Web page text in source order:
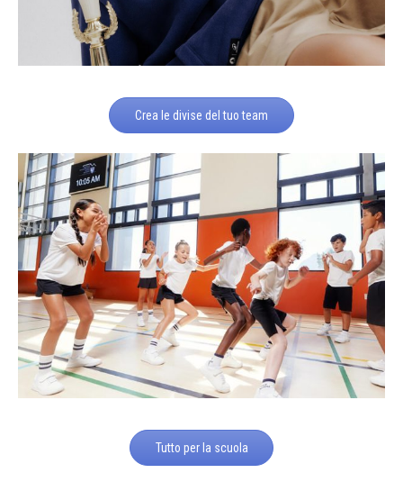
Crea le divise del tuo team
Tutto per la scuola